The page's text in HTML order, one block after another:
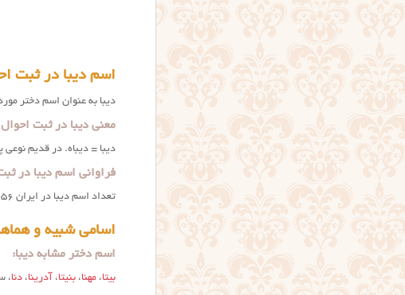
اسم دیبا در ثبت
دیبا به عنوان اسم دختر
معنی دیبا در ثبت احوال
دیبا = دیباه. در قدیم نوعی
فراوانی اسم دیبا در
تعداد اسم دیبا در ایران ۳۴۵۶ نفر است (طبق آمار ثبت احوال ایران تا ابتدای ماه جاری). و این نشان دهنده فراوانی کم این اسم دخترانه زیبا هست.
اسامی شبیه و
اسم دختر مشابه دیبا:
بیتا، مهنا، بنیتا، آدرینا، دنا،